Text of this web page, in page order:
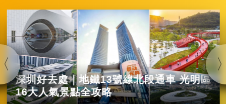
深圳好去處｜地鐵13號線北段通車 光明區
16大人氣景點全攻略